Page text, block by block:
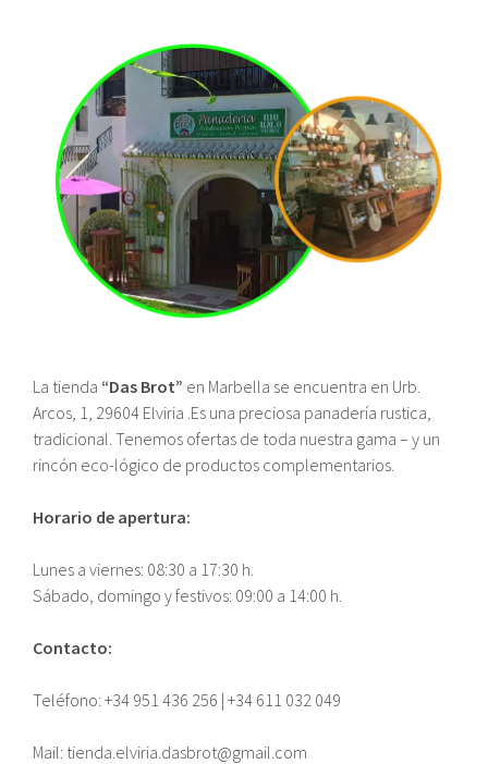
La tienda “Das Brot” en Marbella se encuentra en Urb.
Arcos, 1, 29604 Elviria .Es una preciosa panadería rustica,
tradicional. Tenemos ofertas de toda nuestra gama – y un
rincón eco-lógico de productos complementarios.
Horario de apertura:
Lunes a viernes: 08:30 a 17:30 h.
Sábado, domingo y festivos: 09:00 a 14:00 h.
Contacto:
Teléfono: +34 951 436 256 | +34 611 032 049
Mail: tienda.elviria.dasbrot@gmail.com